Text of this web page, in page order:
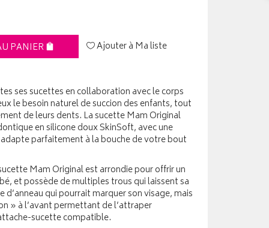
PANIER Ajouter à Ma liste
ses sucettes en collaboration avec le corps
le besoin naturel de succion des enfants, tout
de leurs dents. La sucette Mam Original
en silicone doux SkinSoft, avec une
parfaitement à la bouche de votre bout
Mam Original est arrondie pour offrir un
et possède de multiples trous qui laissent sa
qui pourrait marquer son visage, mais
» à l’avant permettant de l’attraper
sucette compatible.